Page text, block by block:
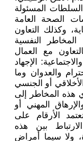
المسئولة
الصحة العامة
وكذلك التعاون
النفسية
مع العمال
الإجهاد
والعدوان وما
أو الجنسي
هذه المخاطر إلى
المهني أو
الأرقام على
بين هذه
ولا سيما أمراض